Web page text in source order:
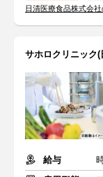
日清医療食品株式会
サホロクリニック
給与